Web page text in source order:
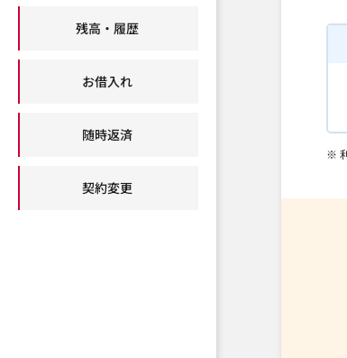
※
残高・履歴
お借入れ
随時返済
契約変更